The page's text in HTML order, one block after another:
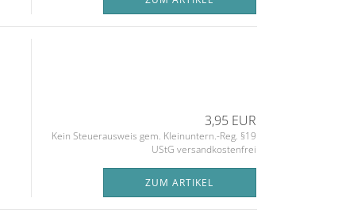
3,95 EUR
Kein Steuerausweis gem. Kleinuntern.-Reg. §19
UStG versandkostenfrei
ZUM ARTIKEL